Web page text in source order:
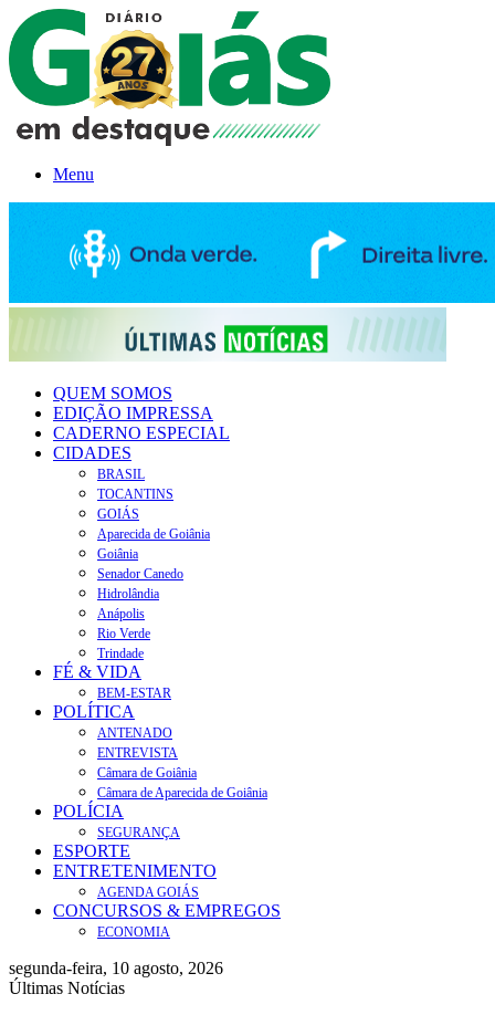
Menu
QUEM SOMOS
EDIÇÃO IMPRESSA
CADERNO ESPECIAL
CIDADES
BRASIL
TOCANTINS
GOIÁS
Aparecida de Goiânia
Goiânia
Senador Canedo
Hidrolândia
Anápolis
Rio Verde
Trindade
FÉ & VIDA
BEM-ESTAR
POLÍTICA
ANTENADO
ENTREVISTA
Câmara de Goiânia
Câmara de Aparecida de Goiânia
POLÍCIA
SEGURANÇA
ESPORTE
ENTRETENIMENTO
AGENDA GOIÁS
CONCURSOS & EMPREGOS
ECONOMIA
segunda-feira, 10 agosto, 2026
Últimas Notícias